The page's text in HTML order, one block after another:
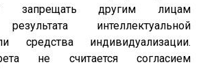
запрещать другим лицам
интеллектуальной
средства индивидуализации.
не считается согласием